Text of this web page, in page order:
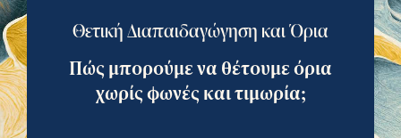
Θετική Διαπαιδαγώγηση και Όρια
Πώς μπορούμε να θέτουμε όρια
χωρίς φωνές και τιμωρία;